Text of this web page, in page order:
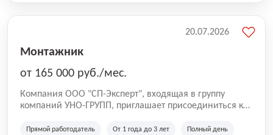
Монтажник
от 165 000 руб./мес.
Компания ООО "СП-Эксперт", входящая в группу
компаний УНО-ГРУПП, приглашает присоединиться к
работаем на рынке с 2005 года и оказываем комплекс
Прямой работодатель От 1 года до 3 лет Полный день
20.07.2026